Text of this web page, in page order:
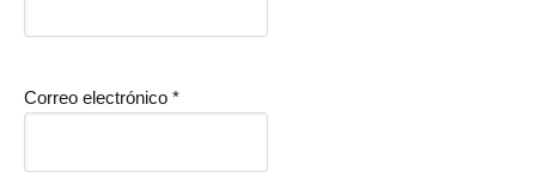
Correo electrónico *